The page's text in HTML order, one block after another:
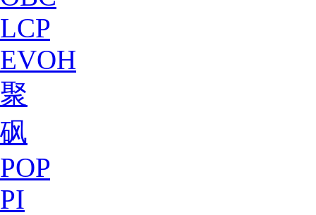
LCP
EVOH
聚
砜
POP
PI